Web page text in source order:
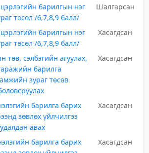
барилгын нэг
төсөл /6,7,8,9 балл/
Шалгарсан
барилгын нэг
төсөл /6,7,8,9 балл/
Хасагдсан
төв, сэлбэгийн агуулах,
барилга
зураг төсөв
Хасагдсан
барилга барих
зөвлөх үйлчилгээ
авах
Хасагдсан
барилга барих
Хасагдсан